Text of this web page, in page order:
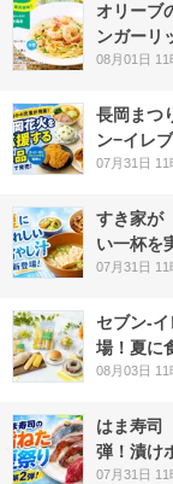
オリーブ
ンガーリ
08月01日 11
長岡まつ
ン−イレ
07月31日 11
すき家が
い一杯を
07月31日 11
セブン‐
場！夏に
08月03日 11
はま寿司
弾！漬け
07月31日 11